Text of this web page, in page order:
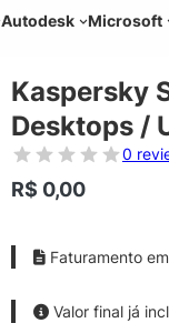
Autodesk Microsoft
Kaspersky
Desktops /
0
R$ 0,00
Faturamento
Valor final já